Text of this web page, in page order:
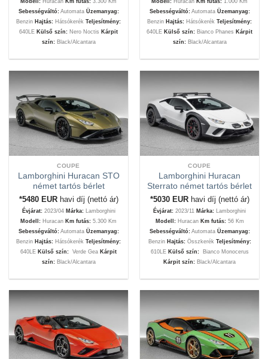
Sebességváltó:Automata Üzemanyag:
Benzin Hajtás: Hátsókerék Teljesítmény:
640LE Külső szín: Nero Noctis Kárpit
szín:Black/Alcantara
Sebességváltó:Automata Üzemanyag:
Benzin Hajtás: Hátsókerék Teljesítmény:
640LE Külső szín: Bianco Phanes Kárpit
szín:Black/Alcantara
COUPE
Lamborghini Huracan STO
német tartós bérlet
*5480 EUR havi díj (nettó ár)
Évjárat:2023/04 Márka:Lamborghini
Modell: Huracan Km futás: 5.300 Km
Sebességváltó:Automata Üzemanyag:
Benzin Hajtás: Hátsókerék Teljesítmény:
640LE Külső szín: Verde Gea Kárpit
szín:Black/Alcantara
COUPE
Lamborghini Huracan
Sterrato német tartós bérlet
*5030 EUR havi díj (nettó ár)
Évjárat: 2023/11 Márka: Lamborghini
Modell:Huracan Km futás: 56 Km
Sebességváltó:Automata Üzemanyag:
Benzin Hajtás:Összkerék Teljesítmény:
610LE Külső szín:Bianco Monocerus
Kárpit szín: Black/Alcantara